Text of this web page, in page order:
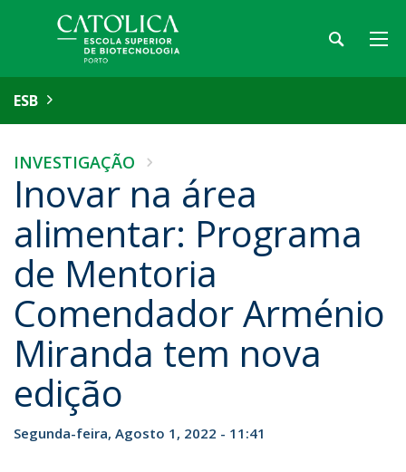
ESB
INVESTIGAÇÃO
Inovar na área
alimentar: Programa
de Mentoria
Comendador Arménio
Miranda tem nova
edição
Segunda-feira, Agosto 1, 2022 - 11:41